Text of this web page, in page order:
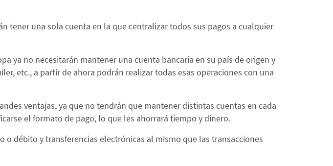
tener una sola cuenta en la que centralizar todos sus pagos a cualquier
ya no necesitarán mantener una cuenta bancaria en su país de origen y
etc., a partir de ahora podrán realizar todas esas operaciones con una
ventajas, ya que no tendrán que mantener distintas cuentas en cada
el formato de pago, lo que les ahorrará tiempo y dinero.
débito y transferencias electrónicas al mismo que las transacciones